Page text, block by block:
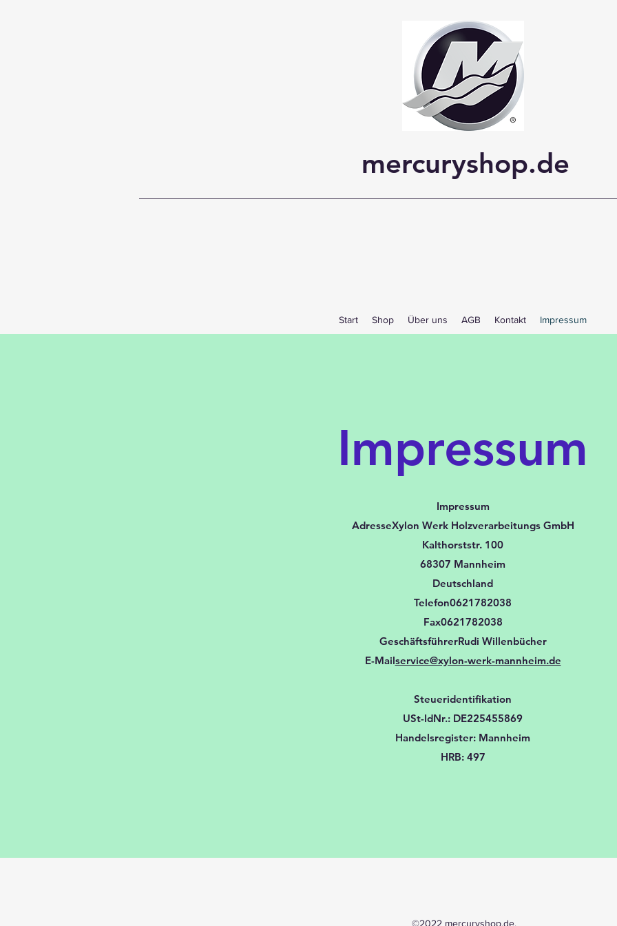
mercuryshop.de
Start Shop Über uns AGB Kontakt Impressum
Impressum
Impressum
AdresseXylon Werk Holzverarbeitungs GmbH
Kalthorststr. 100
68307 Mannheim
Deutschland
Telefon0621782038
Fax0621782038
GeschäftsführerRudi Willenbücher
E-Mailservice@xylon-werk-mannheim.de
Steueridentifikation
USt-IdNr.: DE225455869
Handelsregister: Mannheim
HRB: 497
©2022 mercuryshop.de.